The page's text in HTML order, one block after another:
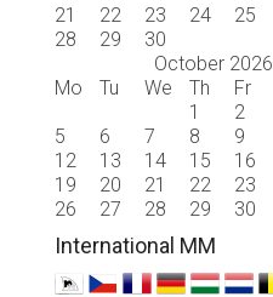
21
22 23 24 25
28
29
30
October 2026
Mo
Tu We Th Fr
1
2
5
6 7 8 9
12
13 14 15 16
19
20 21 22 23
26
27 28 29 30
International MM